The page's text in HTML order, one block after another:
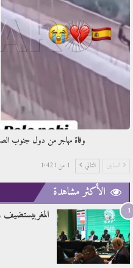
وفاة مهاجر من دول جنوب
السابق التالي 1 من 1٬421
الأكثر مشاهدة
1 المغربيستضيف